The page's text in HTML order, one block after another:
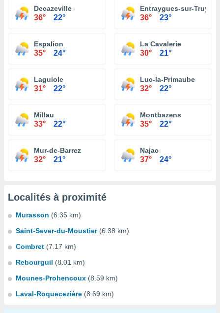
Decazeville
36° 22°
Entraygues-sur-Truyère
36° 23°
Espalion
35° 24°
La Cavalerie
30° 21°
Laguiole
31° 22°
Luc-la-Primaube
32° 22°
Millau
33° 22°
Montbazens
35° 22°
Mur-de-Barrez
32° 21°
Najac
37° 24°
Localités à proximité
Murasson (6.35 km)
Saint-Sever-du-Moustier (6.38 km)
Combret (7.17 km)
Rebourguil (8.01 km)
Mounes-Prohencoux (8.59 km)
Laval-Roquecezière (8.69 km)